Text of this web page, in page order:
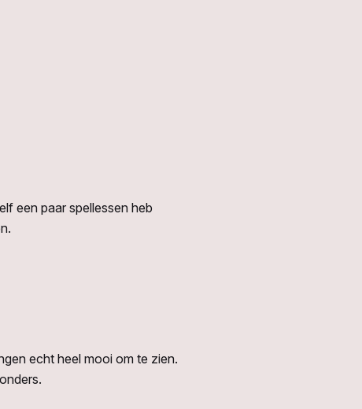
een paar spellessen heb
echt heel mooi om te zien.